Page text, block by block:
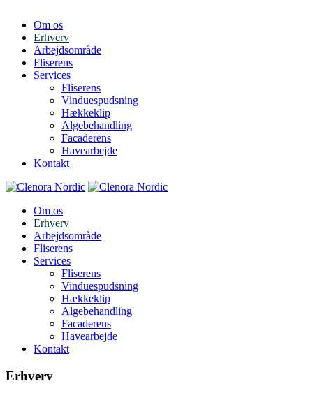
Om os
Erhverv
Arbejdsområde
Fliserens
Services
Fliserens
Vinduespudsning
Hækkeklip
Algebehandling
Facaderens
Havearbejde
Kontakt
Om os
Erhverv
Arbejdsområde
Fliserens
Services
Fliserens
Vinduespudsning
Hækkeklip
Algebehandling
Facaderens
Havearbejde
Kontakt
Erhverv